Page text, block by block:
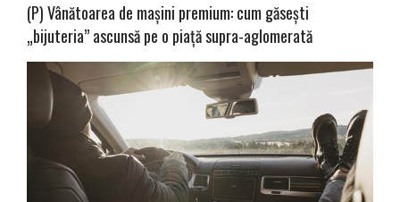
(P) Vânătoarea de mașini premium: cum găsești
„bijuteria” ascunsă pe o piață supra-aglomerată